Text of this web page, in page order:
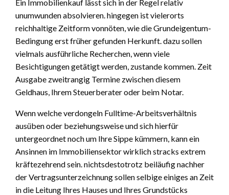
Ein Immobilienkauf lässt sich in der Regel relativ
unumwunden absolvieren. hingegen ist vielerorts
reichhaltige Zeitform vonnöten, wie die Grundeigentum-
Bedingung erst früher gefunden Herkunft. dazu sollen
vielmals ausführliche Recherchen, wenn viele
Besichtigungen getätigt werden, zustande kommen. Zeit
Ausgabe zweitrangig Termine zwischen diesem
Geldhaus, Ihrem Steuerberater oder beim Notar.
Wenn welche verdongeln Fulltime-Arbeitsverhältnis
ausüben oder beziehungsweise und sich hierfür
untergeordnet noch um Ihre Sippe kümmern, kann ein
Ansinnen im Immobiliensektor wirklich stracks extrem
kräftezehrend sein. nichtsdestotrotz beiläufig nachher
der Vertragsunterzeichnung sollen selbige einiges an Zeit
in die Leitung Ihres Hauses und Ihres Grundstücks